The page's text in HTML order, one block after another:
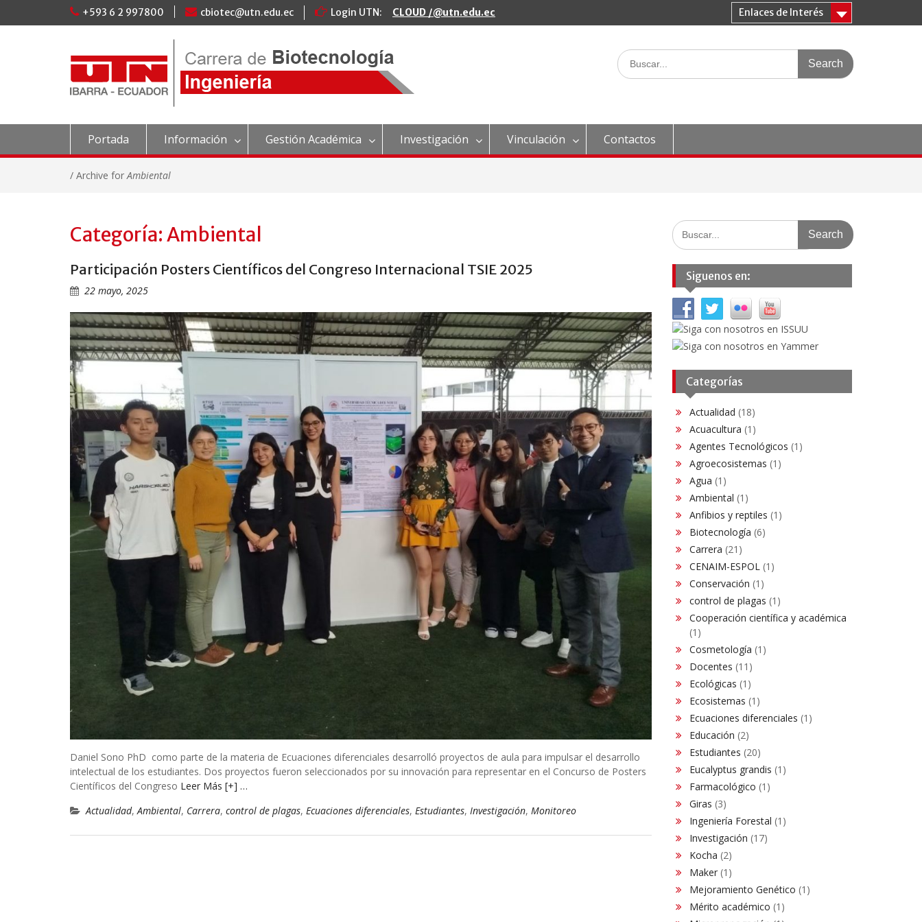
+593 6 2 997800 cbiotec@utn.edu.ec Login UTN: CLOUD /@utn.edu.ec Enlaces de Interés
Search
for:
Portada Información Gestión Académica Investigación Vinculación Contactos
/ Archive forAmbiental
Categoría: Ambiental
Participación Posters Científicos del Congreso Internacional TSIE 2025
22 mayo, 2025
Daniel Sono PhD como parte de la materia de Ecuaciones diferenciales desarrolló proyectos de aula para impulsar el desarrollo
intelectual de los estudiantes. Dos proyectos fueron seleccionados por su innovación para representar en el Concurso de Posters
Científicos del Congreso Leer Más [+] …
Actualidad,Ambiental, Carrera, control de plagas, Ecuaciones diferenciales, Estudiantes, Investigación, Monitoreo
Search
for:
Siguenos en:
Categorías
Actualidad (18)
Acuacultura (1)
Agentes Tecnológicos (1)
Agroecosistemas (1)
Agua (1)
Ambiental (1)
Anfibios y reptiles (1)
Biotecnología (6)
Carrera (21)
CENAIM-ESPOL (1)
Conservación​ (1)
control de plagas (1)
Cooperación científica y académica
(1)
Cosmetología (1)
Docentes (11)
Ecológicas (1)
Ecosistemas (1)
Ecuaciones diferenciales (1)
Educación (2)
Estudiantes (20)
Eucalyptus grandis (1)
Farmacológico (1)
Giras (3)
Ingeniería Forestal (1)
Investigación (17)
Kocha (2)
Maker(1)
Mejoramiento Genético (1)
Mérito académico (1)